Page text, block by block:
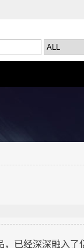
已经深深融入了